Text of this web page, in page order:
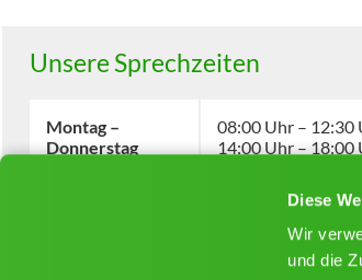
Diese
Wir
und die
Unsere Sprechzeiten
Montag –
Donnerstag
08:00 Uhr – 12:30
14:00 Uhr – 18:00
08:00 Uhr – 12:30
und nach